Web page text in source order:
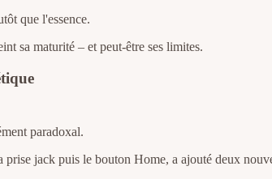
que l'essence.
sa maturité – et peut-être ses limites.
paradoxal.
prise jack puis le bouton Home, a ajouté deux